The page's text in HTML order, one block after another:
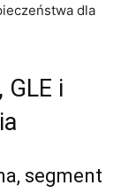
dla
i
segment